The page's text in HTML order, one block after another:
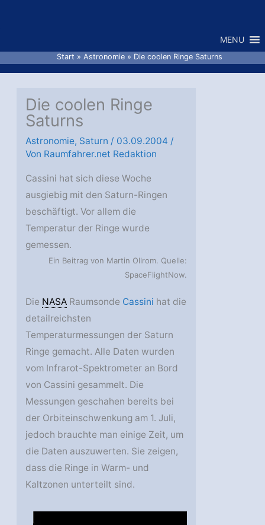
MENU
Start Astronomie Die coolen Ringe Saturns
Die coolen Ringe
Saturns
Astronomie, Saturn / 03.09.2004 /
Von Raumfahrer.net Redaktion
Cassini hat sich diese Woche
ausgiebig mit den Saturn-Ringen
beschäftigt. Vor allem die
Temperatur der Ringe wurde
gemessen.
Ein Beitrag von Martin Ollrom. Quelle:
SpaceFlightNow.
Die NASA Raumsonde Cassini hat die
detailreichsten
Temperaturmessungen der Saturn
Ringe gemacht. Alle Daten wurden
vom Infrarot-Spektrometer an Bord
von Cassini gesammelt. Die
Messungen geschahen bereits bei
der Orbiteinschwenkung am 1. Juli,
jedoch brauchte man einige Zeit, um
die Daten auszuwerten. Sie zeigen,
dass die Ringe in Warm- und
Kaltzonen unterteilt sind.